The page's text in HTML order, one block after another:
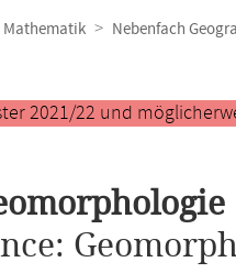
Mathematik Nebenfach
2021/22 und